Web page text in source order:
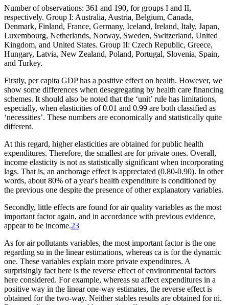
Number of observations: 361 and 190, for groups I and II,
respectively. Group I: Australia, Austria, Belgium, Canada,
Denmark, Finland, France, Germany, Iceland, Ireland, Italy, Japan,
Luxembourg, Netherlands, Norway, Sweden, Switzerland, United
Kingdom, and United States. Group II: Czech Republic, Greece,
Hungary, Latvia, New Zealand, Poland, Portugal, Slovenia, Spain,
and Turkey.
Firstly, per capita GDP has a positive effect on health. However, we
show some differences when desegregating by health care financing
schemes. It should also be noted that the ‘unit’ rule has limitations,
especially, when elasticities of 0.01 and 0.99 are both classified as
‘necessities’. These numbers are economically and statistically quite
different.
At this regard, higher elasticities are obtained for public health
expenditures. Therefore, the smallest are for private ones. Overall,
income elasticity is not as statistically significant when incorporating
lags. That is, an anchorage effect is appreciated (0.80-0.90). In other
words, about 80% of a year's health expenditure is conditioned by
the previous one despite the presence of other explanatory variables.
Secondly, little effects are found for air quality variables as the most
important factor again, and in accordance with previous evidence,
appear to be income.23
As for air pollutants variables, the most important factor is the one
regarding su in the linear estimations, whereas ca is for the dynamic
one. These variables explain more private expenditures. A
surprisingly fact here is the reverse effect of environmental factors
here considered. For example, whereas su affect expenditures in a
positive way in the linear one-way estimates, the reverse effect is
obtained for the two-way. Neither stables results are obtained forni.